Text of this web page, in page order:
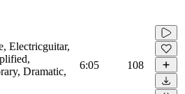
Electricguitar,
Dramatic,
6:05 108